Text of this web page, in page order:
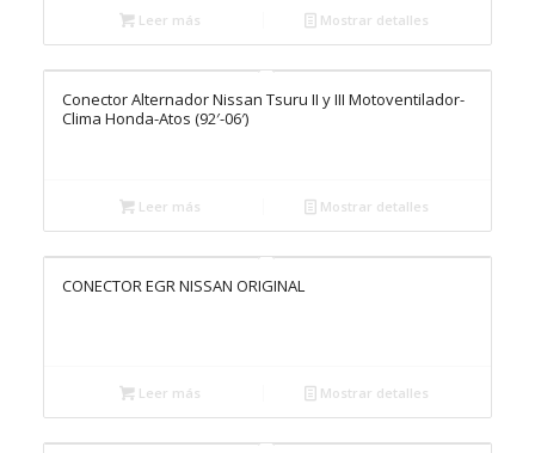
Leer más Mostrar detalles
Conector Alternador Nissan Tsuru II y III Motoventilador-
Clima Honda-Atos (92′-06′)
Leer más Mostrar detalles
CONECTOR EGR NISSAN ORIGINAL
Leer más Mostrar detalles